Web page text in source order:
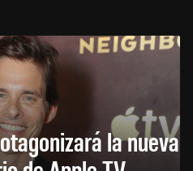
la nueva